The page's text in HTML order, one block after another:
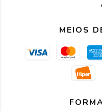
MEIOS